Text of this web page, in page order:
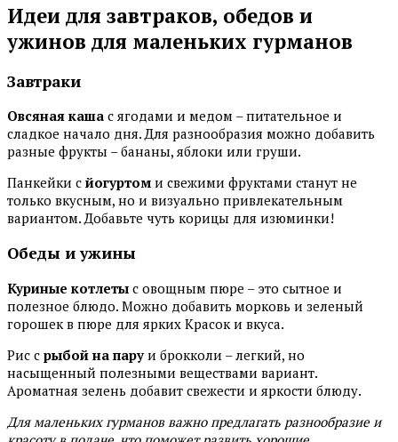
Идеи для завтраков, обедов и
ужинов для маленьких гурманов
Завтраки
Овсяная каша с ягодами и медом – питательное и
сладкое начало дня. Для разнообразия можно добавить
разные фрукты – бананы, яблоки или груши.
Панкейки с йогуртом и свежими фруктами станут не
только вкусным, но и визуально привлекательным
вариантом. Добавьте чуть корицы для изюминки!
Обеды и ужины
Куриные котлеты с овощным пюре – это сытное и
полезное блюдо. Можно добавить морковь и зеленый
горошек в пюре для ярких Красок и вкуса.
Рис с рыбой на пару и брокколи – легкий, но
насыщенный полезными веществами вариант.
Ароматная зелень добавит свежести и яркости блюду.
Для маленьких гурманов важно предлагать разнообразие и